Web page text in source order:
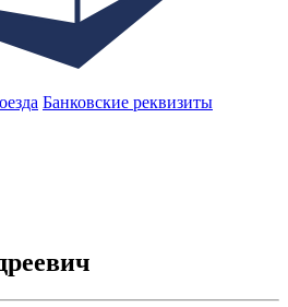
Банковские реквизиты